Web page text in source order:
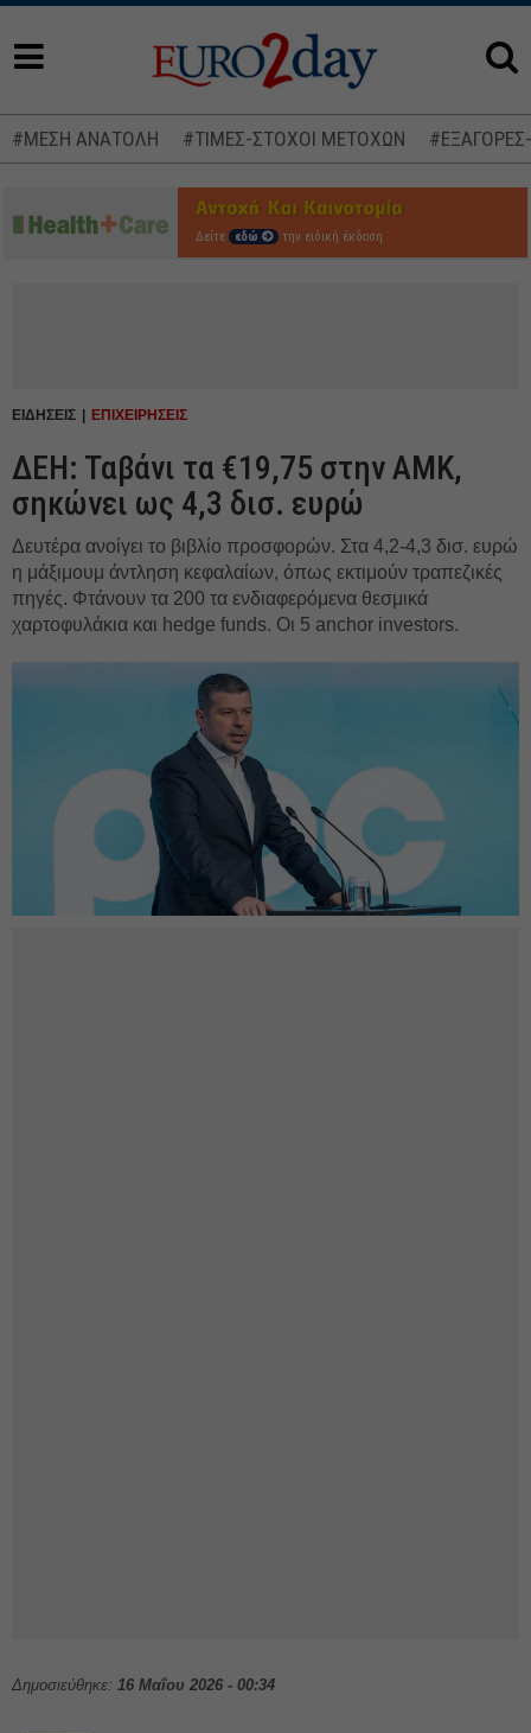
#ΜΕΣΗ ΑΝΑΤΟΛΗ #ΤΙΜΕΣ-ΣΤΟΧΟΙ ΜΕΤΟΧΩΝ
Δείτε εδώ την ειδική έκδοση
ΕΙΔΗΣΕΙΣ ΕΠΙΧΕΙΡΗΣΕΙΣ
ΔΕΗ: Ταβάνι τα €19,75 στην ΑΜΚ,
σηκώνει ως 4,3 δισ. ευρώ
Δευτέρα ανοίγει το βιβλίο προσφορών. Στα 4,2-4,3 δισ. ευρώ
η μάξιμουμ άντληση κεφαλαίων, όπως εκτιμούν τραπεζικές
πηγές. Φτάνουν τα 200 τα ενδιαφερόμενα θεσμικά
χαρτοφυλάκια και hedge funds. Οι 5 anchor investors.
Δημοσιεύθηκε: 16 Μαΐου 2026 - 00:34